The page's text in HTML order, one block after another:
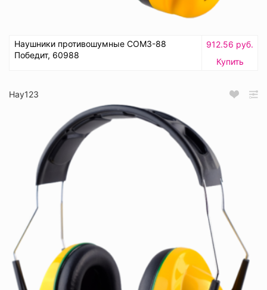
Наушники противошумные СОМЗ-88
Победит, 60988
912.56 руб.
Купить
Нау123